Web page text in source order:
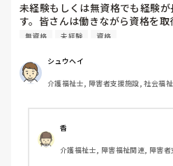
未経験もしくは無資格でも経験
す。皆さんは働きながら資格を
か？その場合、理由や会社の制度
無資格 未経験 資格
シュウヘイ
介護福祉士, 障害者支援施設, 社会福
香
介護福祉士, 障害福祉関連, 障害者